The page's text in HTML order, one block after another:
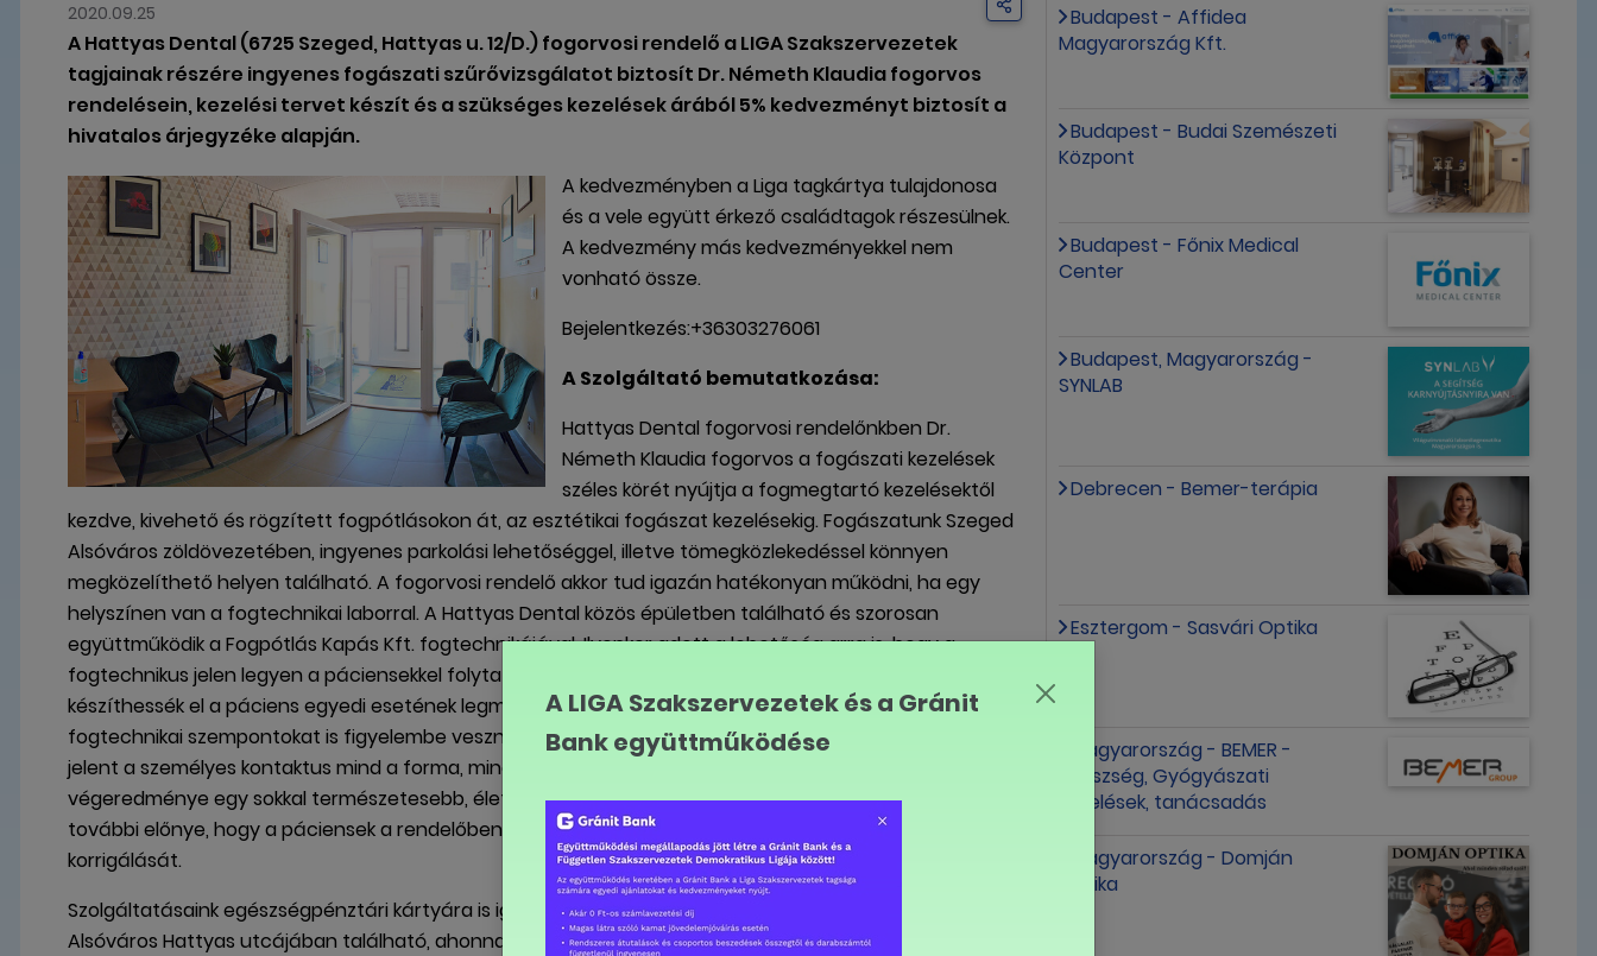
2020.09.25
A Hattyas Dental (6725 Szeged, Hattyas u. 12/D.) fogorvosi rendelő a LIGA Szakszervezetek
tagjainak részére ingyenes fogászati szűrővizsgálatot biztosít Dr. Németh Klaudia fogorvos
rendelésein, kezelési tervet készít és a szükséges kezelések árából 5% kedvezményt biztosít a
hivatalos árjegyzéke alapján.
A kedvezményben a Liga tagkártya tulajdonosa
és a vele együtt érkező családtagok részesülnek.
A kedvezmény más kedvezményekkel nem
vonható össze.
Bejelentkezés:+36303276061
A Szolgáltató bemutatkozása:
Hattyas Dental fogorvosi rendelőnkben Dr.
Németh Klaudia fogorvos a fogászati kezelések
széles körét nyújtja a fogmegtartó kezelésektől
kezdve, kivehető és rögzített fogpótlásokon át, az esztétikai fogászat kezelésekig. Fogászatunk Szeged
Alsóváros zöldövezetében, ingyenes parkolási lehetőséggel, illetve tömegközlekedéssel könnyen
megközelíthető helyen található. A fogorvosi rendelő akkor tud igazán hatékonyan működni, ha egy
helyszínen van a fogtechnikai laborral. A Hattyas Dental közös épületben található és szorosan
együttműködik a Fogpótlás Kapás Kft. fogtechnikájával. Ilyenkor adott a lehetőség arra is, hogy a
fogtechnikus jelen legyen a páciensekkel folytatott megbeszéléseken. A fogorvossal együtt
készíthessék el a páciens egyedi esetének legmegfelelőbb kezelési tervét, ahol mind orvosszakmai, mind
fogtechnikai szempontokat is figyelembe vesznek. A fogtechnikai munkák elkészítése során előnyt
jelent a személyes kontaktus mind a forma, mind a színválasztás tekintetében. Az együttműködés
végeredménye egy sokkal természetesebb, élethűbb, funkcionálisabb fogpótlás lesz. A praxislabor
további előnye, hogy a páciensek a rendelőben megvárhatják bizonyos munkák elkészülését, javítását,
korrigálását.
Szolgáltatásaink egészségpénztári kártyára is igénybe vehetőek. A Hattyas Dental rendelő Szeged
Alsóváros Hattyas utcájában található, ahonnan a nevét is kapta. Megközelíthető tömegközlekedéssel,
Budapest - Affidea
Magyarország Kft.
Budapest - Budai Szemészeti
Központ
Budapest - Főnix Medical
Center
Budapest, Magyarország -
SYNLAB
Debrecen - Bemer-terápia
Esztergom - Sasvári Optika
Magyarország - BEMER -
Egészség, Gyógyászati
kezelések, tanácsadás
Magyarország - Domján
Optika
A LIGA Szakszervezetek és a Gránit
Bank együttműködése